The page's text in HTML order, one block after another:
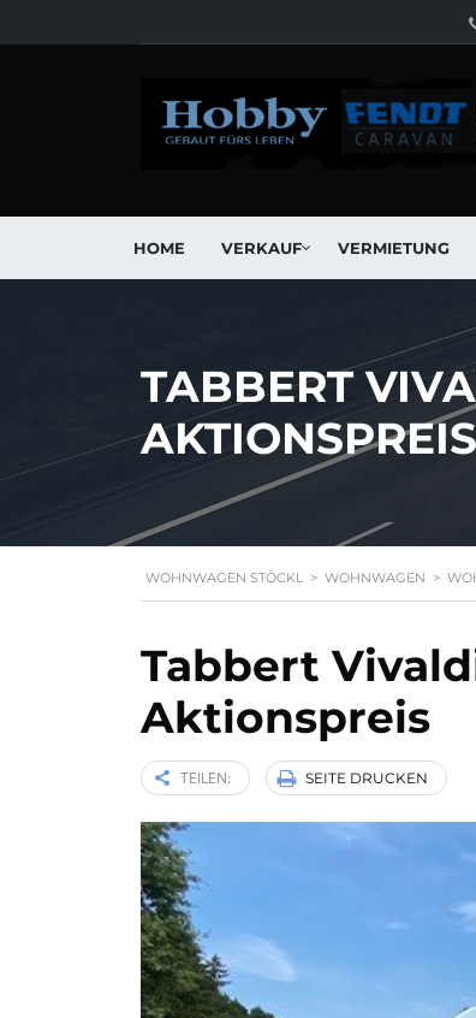
HOME VERKAUF VERMIETUNG
TABBERT
AKTIONSPREIS
WOHNWAGEN STÖCKL > WOHNWAGEN >
Tabbert
Aktionspreis
TEILEN: SEITE DRUCKEN